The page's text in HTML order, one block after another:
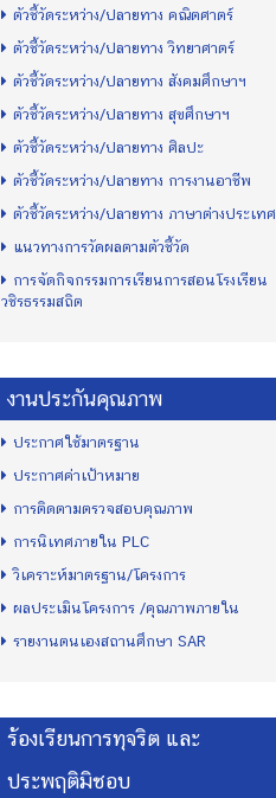
ตัวชี้วัดระหว่าง/ปลายทาง คณิตศาตร์
ตัวชี้วัดระหว่าง/ปลายทาง วิทยาศาตร์
ตัวชี้วัดระหว่าง/ปลายทาง สังคมศึกษาฯ
ตัวชี้วัดระหว่าง/ปลายทาง สุขศึกษาฯ
ตัวชี้วัดระหว่าง/ปลายทาง ศิลปะ
ตัวชี้วัดระหว่าง/ปลายทาง การงานอาชีพ
ตัวชี้วัดระหว่าง/ปลายทาง ภาษาต่างประเทศ
แนวทางการวัดผลตามตัวชี้วัด
การจัดกิจกรรมการเรียนการสอนโรงเรียน
วชิรธรรมสถิต
งานประกันคุณภาพ
ประกาศใช้มาตรฐาน
ประกาศค่าเป้าหมาย
การติดตามตรวจสอบคุณภาพ
การนิเทศภายใน PLC
วิเคราะห์มาตรฐาน/โครงการ
ผลประเมินโครงการ /คุณภาพภายใน
รายงานตนเองสถานศึกษา SAR
ร้องเรียนการทุจริต และ
ประพฤติมิชอบ